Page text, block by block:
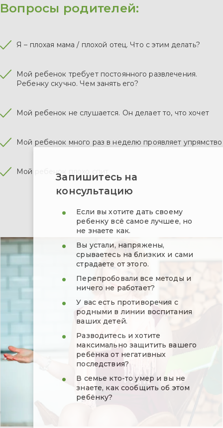
Вопросы родителей:
Я – плохая мама / плохой отец. Что с этим делать?
Мой ребенок требует постоянного развлечения.
Ребенку скучно. Чем занять его?
Мой ребенок не слушается. Он делает то, что хочет
Мой ребенок много раз в неделю проявляет упрямство
Мой ребенок плохо спит
Запишитесь на
консультацию
Если вы хотите дать своему
ребенку всё самое лучшее, но
не знаете как.
Вы устали, напряжены,
срываетесь на близких и сами
страдаете от этого.
Перепробовали все методы и
ничего не работает?
У вас есть противоречия с
родными в линии воспитания
ваших детей.
Разводитесь и хотите
максимально защитить вашего
ребёнка от негативных
последствия?
В семье кто-то умер и вы не
знаете, как сообщить об этом
ребёнку?